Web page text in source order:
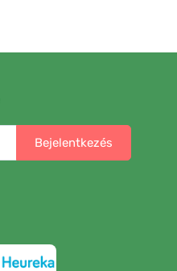
Bejelentkezés